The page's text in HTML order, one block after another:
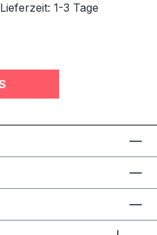
1-3 Tage